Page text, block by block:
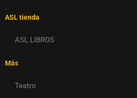
ASL tienda
ASL LIBROS
Más
Teatro